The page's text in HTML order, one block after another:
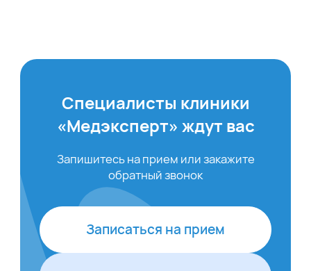
Специалисты клиники
«Медэксперт» ждут вас
Запишитесь на прием или закажите
обратный звонок
Записаться на прием